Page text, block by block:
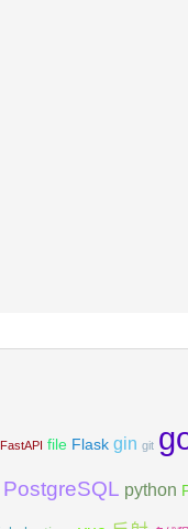
FastAPI file Flask gin git
PostgreSQL python